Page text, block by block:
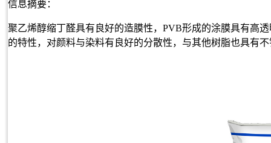
信息摘要：
聚乙烯醇缩丁醛具有良好的造膜性，PVB形成的涂膜具有高
的特性，对颜料与染料有良好的分散性，与其他树脂也具有